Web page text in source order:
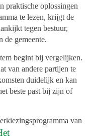
praktische oplossingen
te lezen, krijgt de
tegen bestuur,
de gemeente.
begint bij vergelijken.
van andere partijen te
duidelijk en kan
beste past bij zijn of
van